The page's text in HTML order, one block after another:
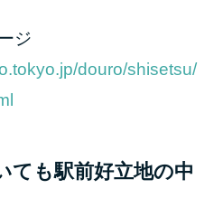
ジ
douro/shisetsu/
ても駅前好立地の中